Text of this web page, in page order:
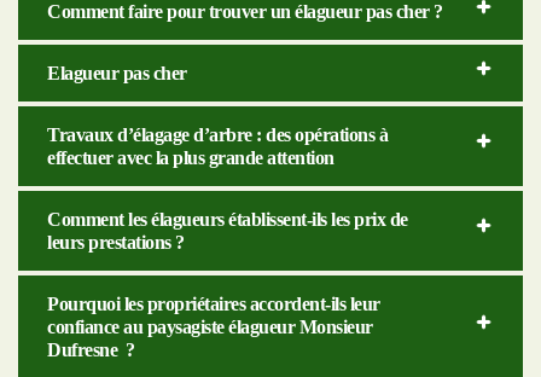
Comment faire pour trouver un élagueur pas cher ?
Elagueur pas cher
Travaux d’élagage d’arbre : des opérations à
effectuer avec la plus grande attention
Comment les élagueurs établissent-ils les prix de
leurs prestations ?
Pourquoi les propriétaires accordent-ils leur
confiance au paysagiste élagueur Monsieur
Dufresne ?